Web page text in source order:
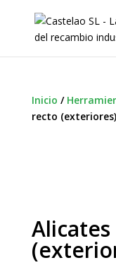
Inicio /
recto (exteriores)